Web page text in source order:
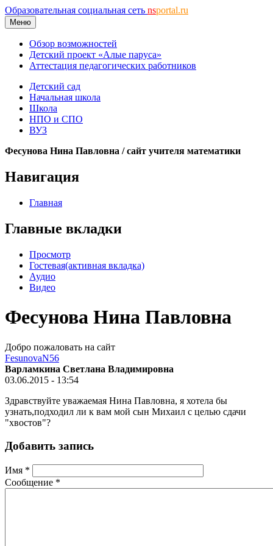
Образовательная социальная сеть nsportal.ru
Меню
Обзор возможностей
Детский проект «Алые паруса»
Аттестация педагогических работников
Детский сад
Начальная школа
Школа
НПО и СПО
ВУЗ
Фесунова Нина Павловна / сайт учителя математики
Навигация
Главная
Главные вкладки
Просмотр
Гостевая(активная вкладка)
Аудио
Видео
Фесунова Нина Павловна
Добро пожаловать на сайт
FesunovaN56
Варламкина Светлана Владимировна
03.06.2015 - 13:54
Здравствуйте уважаемая Нина Павловна, я хотела бы
узнать,подходил ли к вам мой сын Михаил с целью сдачи
"хвостов"?
Добавить запись
Имя *
Сообщение *